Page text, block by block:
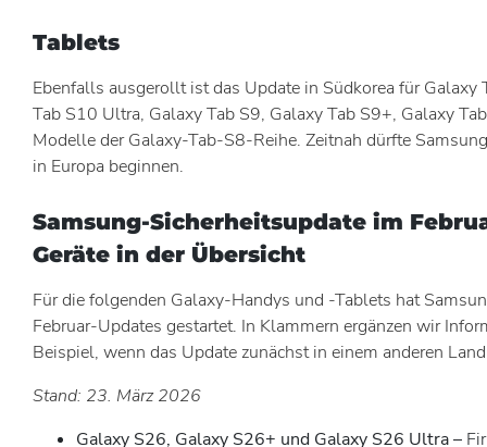
Tablets
Ebenfalls ausgerollt ist das Update in Südkorea für Galaxy
Tab S10 Ultra, Galaxy Tab S9, Galaxy Tab S9+, Galaxy
Modelle der Galaxy-Tab-S8-Reihe. Zeitnah dürfte
in Europa beginnen.
Samsung-Sicherheitsupdate im
Geräte in der Übersicht
Für die folgenden Galaxy-Handys und -Tablets hat
Februar-Updates gestartet. In Klammern ergänzen wir
Beispiel, wenn das Update zunächst in einem anderen
Stand: 23. März 2026
Galaxy S26, Galaxy S26+ und Galaxy S26 Ultra –